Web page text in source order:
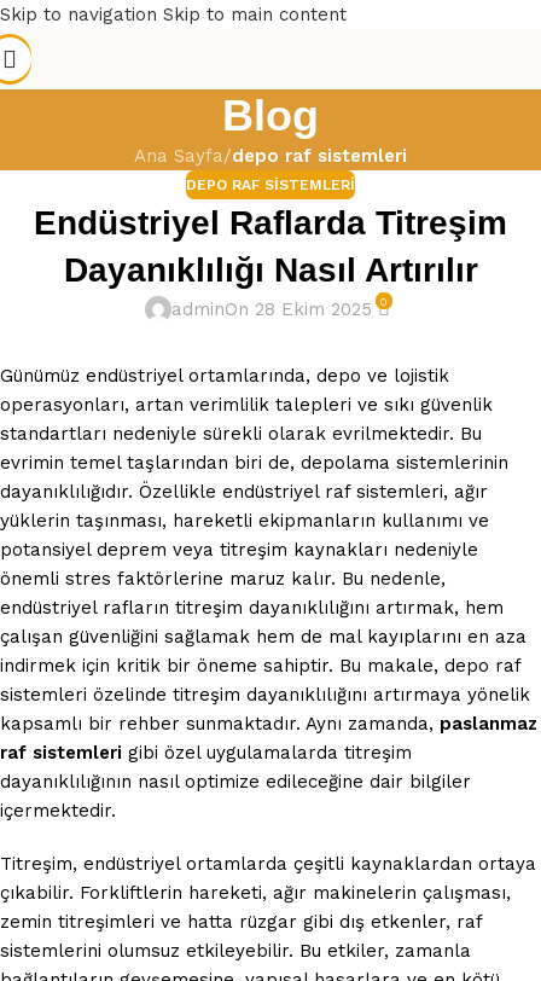
Skip to navigation Skip to main content
Blog
Ana Sayfa/depo raf sistemleri
DEPO RAF SISTEMLERI
Endüstriyel Raflarda Titreşim
Dayanıklılığı Nasıl Artırılır
adminOn 28 Ekim 2025 0
Günümüz endüstriyel ortamlarında, depo ve lojistik
operasyonları, artan verimlilik talepleri ve sıkı güvenlik
standartları nedeniyle sürekli olarak evrilmektedir. Bu
evrimin temel taşlarından biri de, depolama sistemlerinin
dayanıklılığıdır. Özellikle endüstriyel raf sistemleri, ağır
yüklerin taşınması, hareketli ekipmanların kullanımı ve
potansiyel deprem veya titreşim kaynakları nedeniyle
önemli stres faktörlerine maruz kalır. Bu nedenle,
endüstriyel rafların titreşim dayanıklılığını artırmak, hem
çalışan güvenliğini sağlamak hem de mal kayıplarını en aza
indirmek için kritik bir öneme sahiptir. Bu makale, depo raf
sistemleri özelinde titreşim dayanıklılığını artırmaya yönelik
kapsamlı bir rehber sunmaktadır. Aynı zamanda, paslanmaz
raf sistemleri gibi özel uygulamalarda titreşim
dayanıklılığının nasıl optimize edileceğine dair bilgiler
içermektedir.
Titreşim, endüstriyel ortamlarda çeşitli kaynaklardan ortaya
çıkabilir. Forkliftlerin hareketi, ağır makinelerin çalışması,
zemin titreşimleri ve hatta rüzgar gibi dış etkenler, raf
sistemlerini olumsuz etkileyebilir. Bu etkiler, zamanla